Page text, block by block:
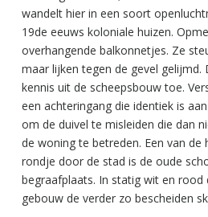
wandelt hier in een soort
19de eeuws koloniale huizen.
overhangende balkonnetjes. Ze
maar lijken tegen de gevel gelijmd.
kennis uit de scheepsbouw toe.
een achteringang die identiek is
om de duivel te misleiden die dan
de woning te betreden. Een van de
rondje door de stad is de oude
begraafplaats. In statig wit en
gebouw de verder zo bescheiden